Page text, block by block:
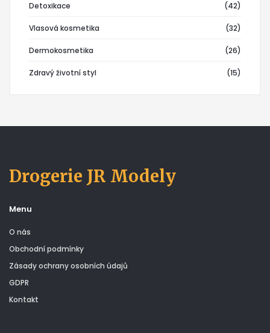
Detoxikace (42)
Vlasová kosmetika (32)
Dermokosmetika (26)
Zdravý životní styl (15)
Drogerie JR Modely
Menu
O nás
Obchodní podmínky
Zásady ochrany osobních údajů
GDPR
Kontakt